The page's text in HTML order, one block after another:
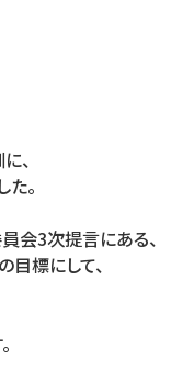
、
。
会3次提言にある、
目標にして、